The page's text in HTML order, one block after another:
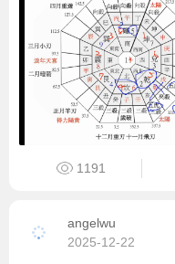
1191
angelwu
2025-12-22